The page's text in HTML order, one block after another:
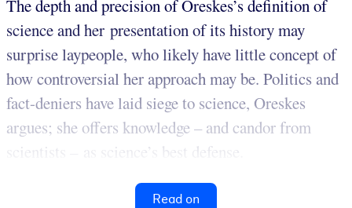
The depth and precision of Oreskes’s definition of
science and her presentation of its history may
surprise laypeople, who likely have little concept of
how controversial her approach may be. Politics and
fact-deniers have laid siege to science, Oreskes
argues; she offers knowledge – and candor from
scientists – as science’s best defense.
Read on